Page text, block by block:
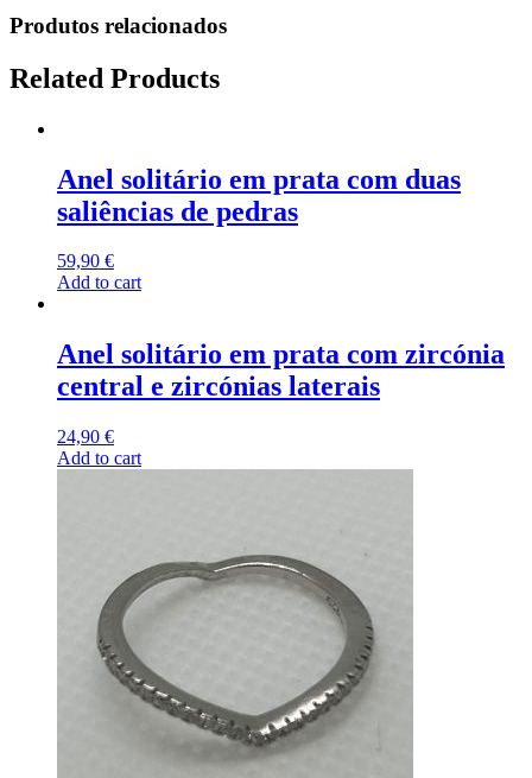
Produtos relacionados
Related Products
Anel solitário em prata com duas
saliências de pedras
59,90 €
Add to cart
Anel solitário em prata com zircónia
central e zircónias laterais
24,90 €
Add to cart